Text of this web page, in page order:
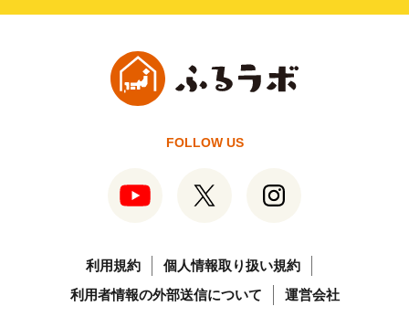
FOLLOW US
利用規約
個人情報取り扱い規約
利用者情報の外部送信について
運営会社